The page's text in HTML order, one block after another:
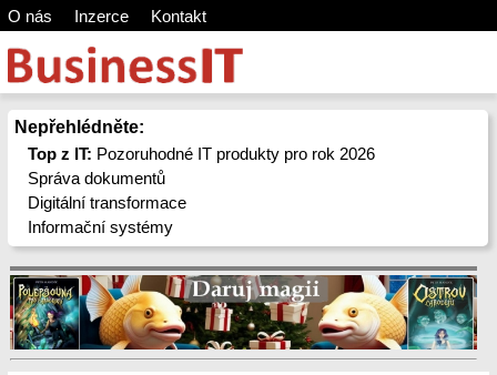
O nás Inzerce Kontakt
Nepřehlédněte:
Top z IT: Pozoruhodné IT produkty pro rok 2026
Správa dokumentů
Digitální transformace
Informační systémy